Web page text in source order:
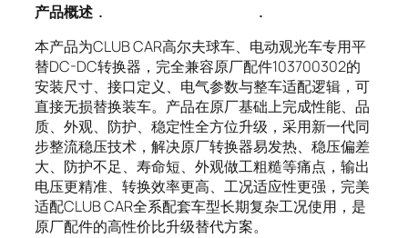
产品概述 .
.
本产品为CLUB CAR高尔夫球车、电动观光车专用平
替DC-DC转换器，完全兼容原厂配件103700302的
安装尺寸、接口定义、电气参数与整车适配逻辑，可
直接无损替换装车。产品在原厂基础上完成性能、品
质、外观、防护、稳定性全方位升级，采用新一代同
步整流稳压技术，解决原厂转换器易发热、稳压偏差
大、防护不足、寿命短、外观做工粗糙等痛点，输出
电压更精准、转换效率更高、工况适应性更强，完美
适配CLUB CAR全系配套车型长期复杂工况使用，是
原厂配件的高性价比升级替代方案。